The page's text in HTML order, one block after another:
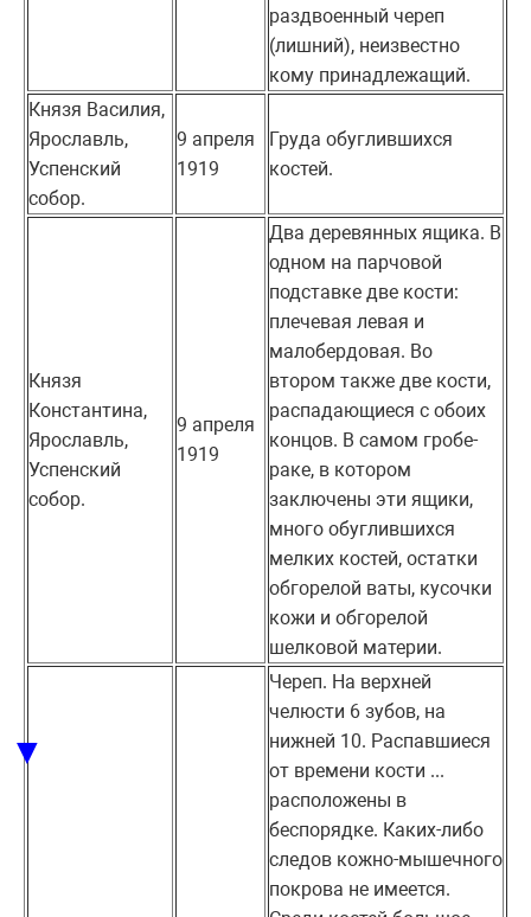
раздвоенный череп
(лишний), неизвестно
кому принадлежащий.
Князя Василия,
Ярославль,
Успенский
собор.
9 апреля
1919
Груда обуглившихся
костей.
Князя
Константина,
Ярославль,
Успенский
собор.
9 апреля
1919
Два деревянных ящика. В
одном на парчовой
подставке две кости:
плечевая левая и
малобердовая. Во
втором также две кости,
распадающиеся с обоих
концов. В самом гробе-
раке, в котором
заключены эти ящики,
много обуглившихся
мелких костей, остатки
обгорелой ваты, кусочки
кожи и обгорелой
шелковой материи.
Череп. На верхней
челюсти 6 зубов, на
нижней 10. Распавшиеся
от времени кости ...
расположены в
беспорядке. Каких-либо
следов кожно-мышечного
покрова не имеется.
▼